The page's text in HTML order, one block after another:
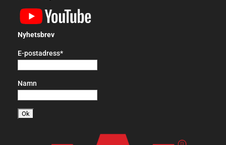
Nyhetsbrev
E-postadress*
Namn